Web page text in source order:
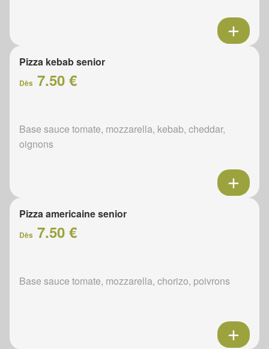
Pizza kebab senior
Dès 7.50 €
Base sauce tomate, mozzarella, kebab, cheddar,
oignons
Pizza americaine senior
Dès 7.50 €
Base sauce tomate, mozzarella, chorizo, poivrons